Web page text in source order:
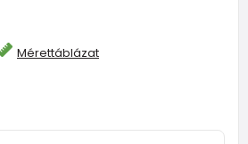
Mérettáblázat